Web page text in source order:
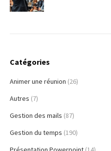
Catégories
Animer une réunion (26)
Autres (7)
Gestion des mails (87)
Gestion du temps (190)